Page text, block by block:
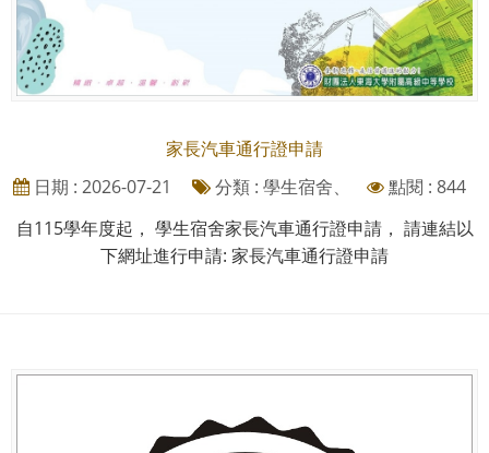
家長汽車通行證申請
日期 : 2026-07-21
分類 : 學生宿舍、
點閱 : 844
自115學年度起， 學生宿舍家長汽車通行證申請， 請連結以
下網址進行申請: 家長汽車通行證申請